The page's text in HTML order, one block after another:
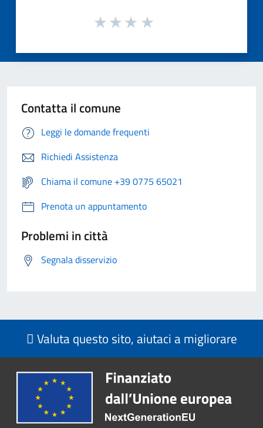
Contatta il comune
Leggi le domande frequenti
Richiedi Assistenza
Chiama il comune +39 0775 65021
Prenota un appuntamento
Problemi in città
Segnala disservizio
Valuta questo sito, aiutaci a migliorare